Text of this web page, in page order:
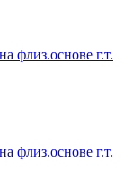
флиз.основе г.т.
флиз.основе г.т.